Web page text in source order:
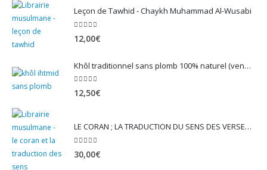
Leçon de Tawhid - Chaykh Muhammad Al-Wusabi
12,00€
Khôl traditionnel sans plomb 100% naturel (vendu avec son mirwed)
4.82sur 5
12,50€
LE CORAN ; LA TRADUCTION DU SENS DES VERSET - EDITION TAWBAH
30,00€